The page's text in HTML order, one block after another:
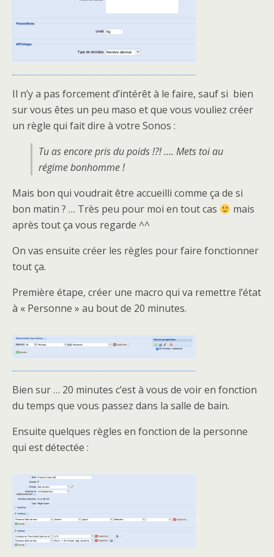
Il n’y a pas forcement d’intérêt à le faire, sauf si bien
sur vous êtes un peu maso et que vous vouliez créer
un règle qui fait dire à votre Sonos :
Tu as encore pris du poids !?! …. Mets toi au
régime bonhomme !
Mais bon qui voudrait être accueilli comme ça de si
bon matin ? … Très peu pour moi en tout cas
mais
après tout ça vous regarde ^^
On vas ensuite créer les règles pour faire fonctionner
tout ça.
Première étape, créer une macro qui va remettre l’état
à « Personne » au bout de 20 minutes.
Bien sur … 20 minutes c’est à vous de voir en fonction
du temps que vous passez dans la salle de bain.
Ensuite quelques règles en fonction de la personne
qui est détectée :